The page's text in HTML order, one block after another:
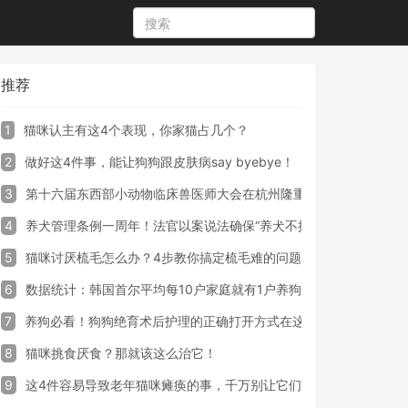
推荐
1 猫咪认主有这4个表现，你家猫占几个？
2 做好这4件事，能让狗狗跟皮肤病say byebye！
3 第十六届东西部小动物临床兽医师大会在杭州隆重开幕
4 养犬管理条例一周年！法官以案说法确保“养犬不掉链”
5 猫咪讨厌梳毛怎么办？4步教你搞定梳毛难的问题！
6 数据统计：韩国首尔平均每10户家庭就有1户养狗
7 养狗必看！狗狗绝育术后护理的正确打开方式在这里
8 猫咪挑食厌食？那就该这么治它！
9 这4件容易导致老年猫咪瘫痪的事，千万别让它们做！